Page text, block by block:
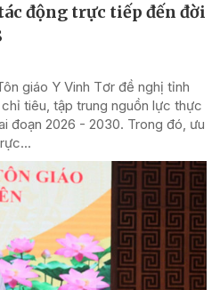
động trực tiếp đến đời
giáo Y Vinh Tơr đề nghị tỉnh
tiêu, tập trung nguồn lực thực
đoạn 2026 - 2030. Trong đó, ưu